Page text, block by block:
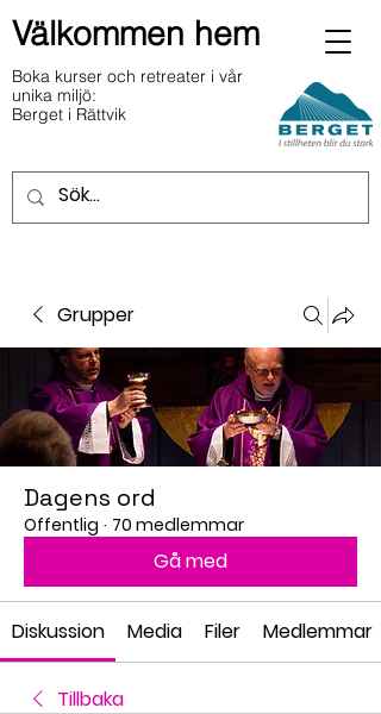
Välkommen hem
Boka kurser och retreater i vår
unika miljö:
Berget i Rättvik
Grupper
Dagens ord
Offentlig · 70 medlemmar
Gå med
Diskussion Media Filer Medlemmar
Tillbaka